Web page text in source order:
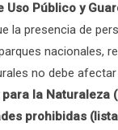
Uso Público y
la presencia de
nacionales,
no debe
la Naturaleza
prohibidas